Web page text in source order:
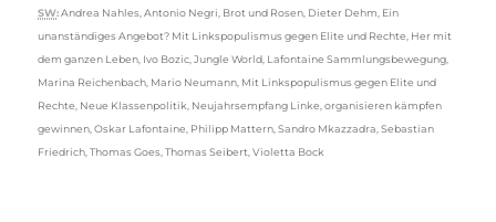
Schlagwörter
SW: Andrea Nahles,Antonio Negri, Brot und Rosen, Dieter Dehm, Ein
unanständiges Angebot? Mit Linkspopulismus gegen Elite und Rechte, Her mit
dem ganzen Leben, Ivo Bozic,Jungle World, Lafontaine Sammlungsbewegung,
Marina Reichenbach, Mario Neumann, Mit Linkspopulismus gegen Elite und
Rechte, Neue Klassenpolitik, Neujahrsempfang Linke,organisieren kämpfen
gewinnen,Oskar Lafontaine, Philipp Mattern,Sandro Mkazzadra,Sebastian
Friedrich,Thomas Goes,Thomas Seibert,Violetta Bock